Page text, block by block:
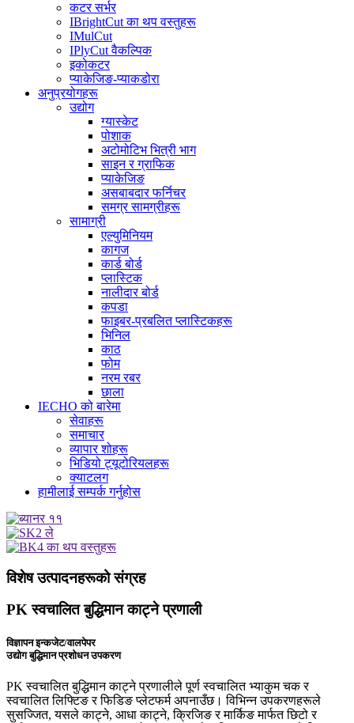
कटर सर्भर
IBrightCut का थप वस्तुहरू
IMulCut
IPlyCut वैकल्पिक
इकोकटर
प्याकेजिङ-प्याकडोरा
अनुप्रयोगहरू
उद्योग
ग्यास्केट
पोशाक
अटोमोटिभ भित्री भाग
साइन र ग्राफिक
प्याकेजिङ
असबाबदार फर्निचर
समग्र सामग्रीहरू
सामाग्री
एल्युमिनियम
कागज
कार्ड बोर्ड
प्लास्टिक
नालीदार बोर्ड
कपडा
फाइबर-प्रबलित प्लास्टिकहरू
भिनिल
काठ
फोम
नरम रबर
छाला
IECHO को बारेमा
सेवाहरू
समाचार
व्यापार शोहरू
भिडियो ट्यूटोरियलहरू
क्याटलग
हामीलाई सम्पर्क गर्नुहोस
विशेष उत्पादनहरूको संग्रह
PK स्वचालित बुद्धिमान काट्ने प्रणाली
विज्ञापन इन्कजेट/वालपेपर
उद्योग बुद्धिमान प्रशोधन उपकरण
PK स्वचालित बुद्धिमान काट्ने प्रणालीले पूर्ण स्वचालित भ्याकुम चक र
स्वचालित लिफ्टिङ र फिडिङ प्लेटफर्म अपनाउँछ। विभिन्न उपकरणहरूले
सुसज्जित, यसले काट्ने, आधा काट्ने, क्रिजिङ र मार्किङ मार्फत छिटो र